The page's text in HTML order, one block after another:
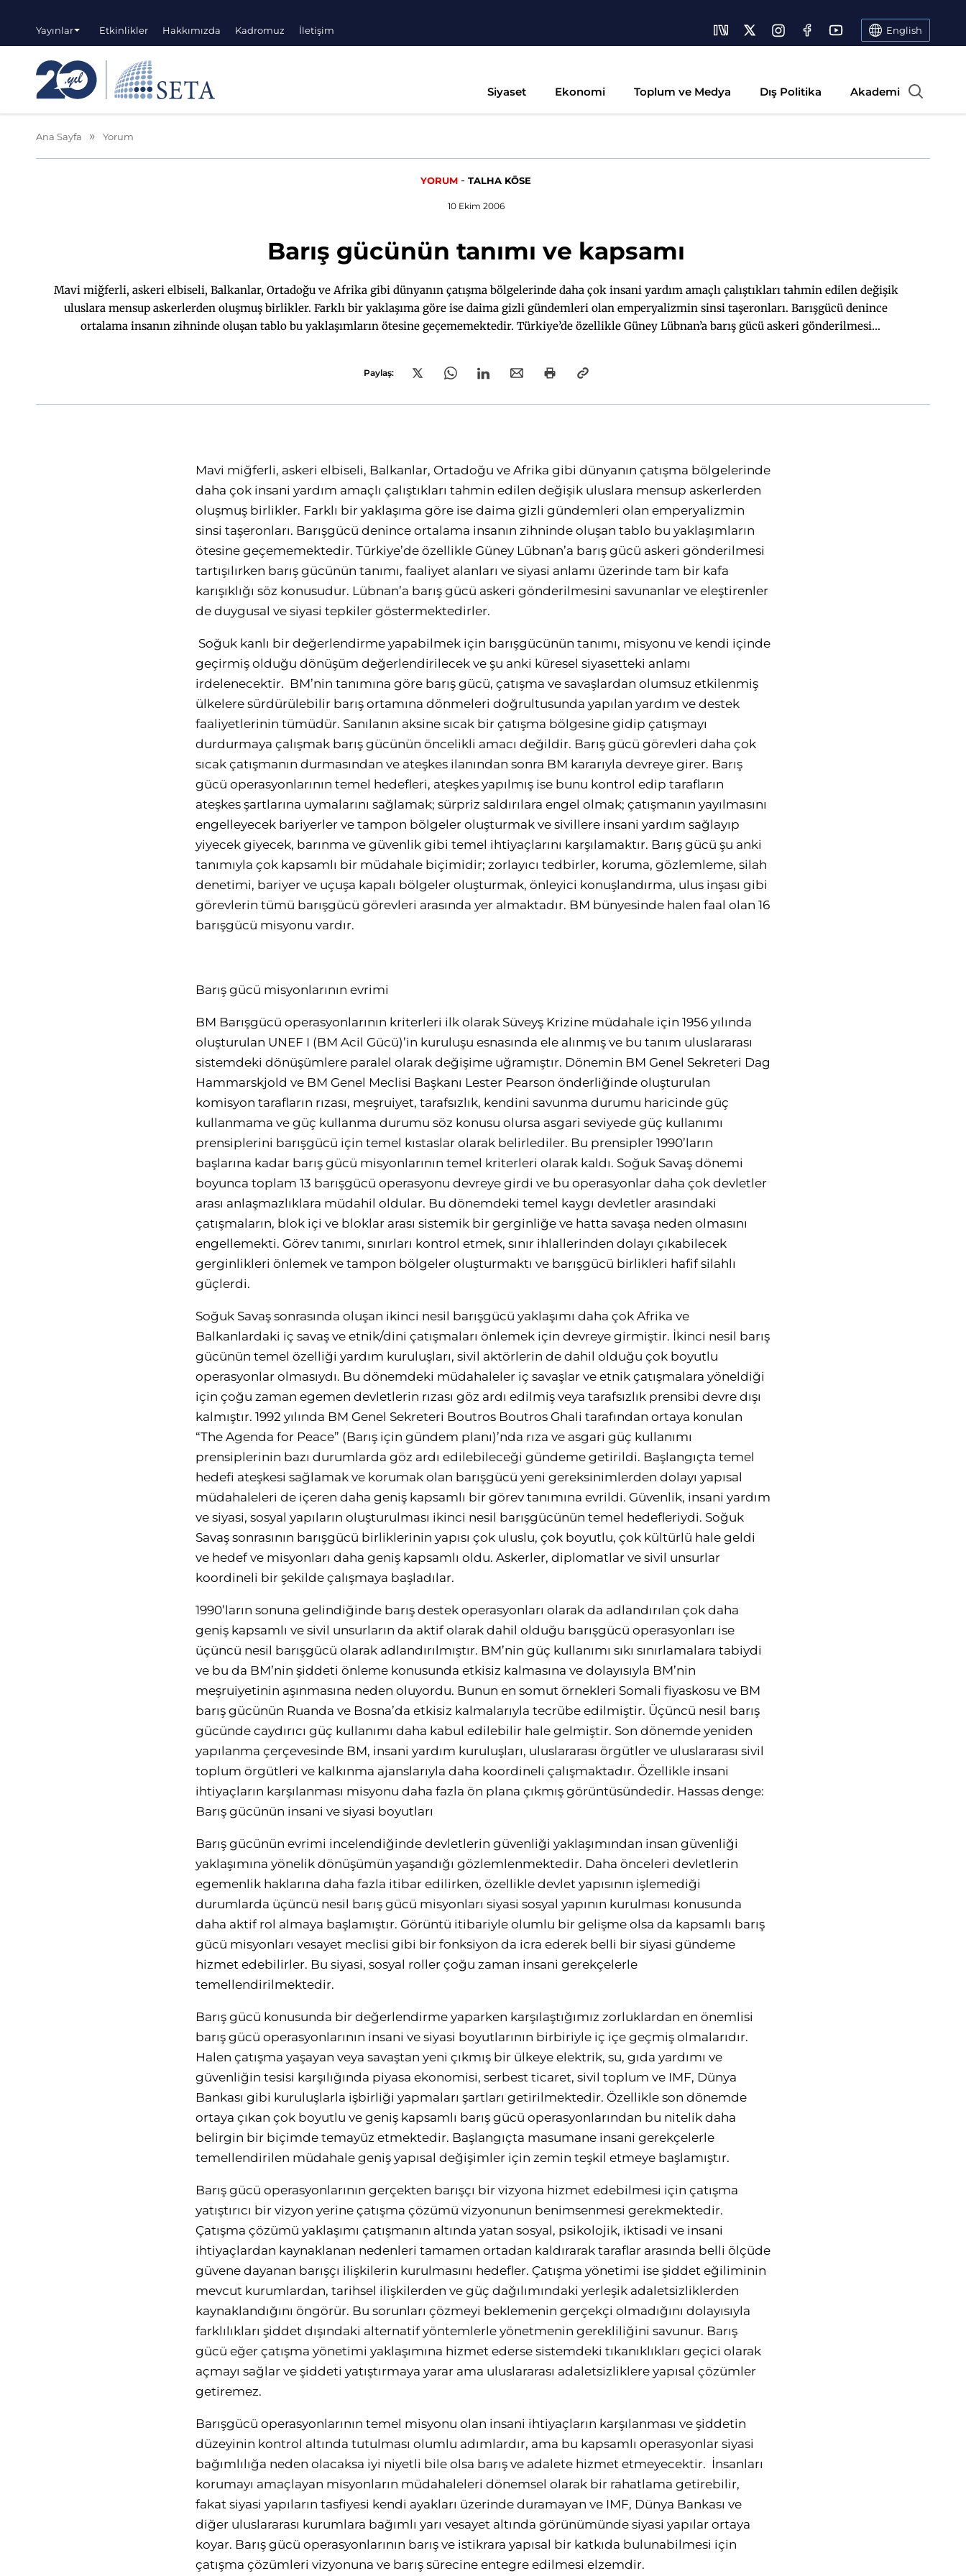
Yayınlar Etkinlikler Hakkımızda Kadromuz İletişim English
Siyaset Ekonomi Toplum ve Medya Dış Politika Akademi
Ana Sayfa Yorum
YORUM - TALHA KÖSE
10 Ekim 2006
Barış gücünün tanımı ve kapsamı
Mavi miğferli, askeri elbiseli, Balkanlar, Ortadoğu ve Afrika gibi dünyanın çatışma bölgelerinde daha çok insani yardım amaçlı çalıştıkları tahmin edilen değişik
uluslara mensup askerlerden oluşmuş birlikler. Farklı bir yaklaşıma göre ise daima gizli gündemleri olan emperyalizmin sinsi taşeronları. Barışgücü denince
ortalama insanın zihninde oluşan tablo bu yaklaşımların ötesine geçememektedir. Türkiye’de özellikle Güney Lübnan’a barış gücü askeri gönderilmesi
Paylaş:
Mavi miğferli, askeri elbiseli, Balkanlar, Ortadoğu ve Afrika gibi dünyanın çatışma bölgelerinde
daha çok insani yardım amaçlı çalıştıkları tahmin edilen değişik uluslara mensup askerlerden
oluşmuş birlikler. Farklı bir yaklaşıma göre ise daima gizli gündemleri olan emperyalizmin
sinsi taşeronları. Barışgücü denince ortalama insanın zihninde oluşan tablo bu yaklaşımların
ötesine geçememektedir. Türkiye’de özellikle Güney Lübnan’a barış gücü askeri gönderilmesi
tartışılırken barış gücünün tanımı, faaliyet alanları ve siyasi anlamı üzerinde tam bir kafa
karışıklığı söz konusudur. Lübnan’a barış gücü askeri gönderilmesini savunanlar ve eleştirenler
de duygusal ve siyasi tepkiler göstermektedirler.
Soğuk kanlı bir değerlendirme yapabilmek için barışgücünün tanımı, misyonu ve kendi içinde
geçirmiş olduğu dönüşüm değerlendirilecek ve şu anki küresel siyasetteki anlamı
irdelenecektir. BM’nin tanımına göre barış gücü, çatışma ve savaşlardan olumsuz etkilenmiş
ülkelere sürdürülebilir barış ortamına dönmeleri doğrultusunda yapılan yardım ve destek
faaliyetlerinin tümüdür. Sanılanın aksine sıcak bir çatışma bölgesine gidip çatışmayı
durdurmaya çalışmak barış gücünün öncelikli amacı değildir. Barış gücü görevleri daha çok
sıcak çatışmanın durmasından ve ateşkes ilanından sonra BM kararıyla devreye girer. Barış
gücü operasyonlarının temel hedefleri, ateşkes yapılmış ise bunu kontrol edip tarafların
ateşkes şartlarına uymalarını sağlamak; sürpriz saldırılara engel olmak; çatışmanın yayılmasını
engelleyecek bariyerler ve tampon bölgeler oluşturmak ve sivillere insani yardım sağlayıp
yiyecek giyecek, barınma ve güvenlik gibi temel ihtiyaçlarını karşılamaktır. Barış gücü şu anki
tanımıyla çok kapsamlı bir müdahale biçimidir; zorlayıcı tedbirler, koruma, gözlemleme, silah
denetimi, bariyer ve uçuşa kapalı bölgeler oluşturmak, önleyici konuşlandırma, ulus inşası gibi
görevlerin tümü barışgücü görevleri arasında yer almaktadır. BM bünyesinde halen faal olan 16
barışgücü misyonu vardır.
Barış gücü misyonlarının evrimi
BM Barışgücü operasyonlarının kriterleri ilk olarak Süveyş Krizine müdahale için 1956 yılında
oluşturulan UNEF I (BM Acil Gücü)’in kuruluşu esnasında ele alınmış ve bu tanım uluslararası
sistemdeki dönüşümlere paralel olarak değişime uğramıştır. Dönemin BM Genel Sekreteri Dag
Hammarskjold ve BM Genel Meclisi Başkanı Lester Pearson önderliğinde oluşturulan
komisyon tarafların rızası, meşruiyet, tarafsızlık, kendini savunma durumu haricinde güç
kullanmama ve güç kullanma durumu söz konusu olursa asgari seviyede güç kullanımı
prensiplerini barışgücü için temel kıstaslar olarak belirlediler. Bu prensipler 1990’ların
başlarına kadar barış gücü misyonlarının temel kriterleri olarak kaldı. Soğuk Savaş dönemi
boyunca toplam 13 barışgücü operasyonu devreye girdi ve bu operasyonlar daha çok devletler
arası anlaşmazlıklara müdahil oldular. Bu dönemdeki temel kaygı devletler arasındaki
çatışmaların, blok içi ve bloklar arası sistemik bir gerginliğe ve hatta savaşa neden olmasını
engellemekti. Görev tanımı, sınırları kontrol etmek, sınır ihlallerinden dolayı çıkabilecek
gerginlikleri önlemek ve tampon bölgeler oluşturmaktı ve barışgücü birlikleri hafif silahlı
güçlerdi.
Soğuk Savaş sonrasında oluşan ikinci nesil barışgücü yaklaşımı daha çok Afrika ve
Balkanlardaki iç savaş ve etnik/dini çatışmaları önlemek için devreye girmiştir. İkinci nesil barış
gücünün temel özelliği yardım kuruluşları, sivil aktörlerin de dahil olduğu çok boyutlu
operasyonlar olmasıydı. Bu dönemdeki müdahaleler iç savaşlar ve etnik çatışmalara yöneldiği
için çoğu zaman egemen devletlerin rızası göz ardı edilmiş veya tarafsızlık prensibi devre dışı
kalmıştır. 1992 yılında BM Genel Sekreteri Boutros Boutros Ghali tarafından ortaya konulan
“The Agenda for Peace” (Barış için gündem planı)’nda rıza ve asgari güç kullanımı
prensiplerinin bazı durumlarda göz ardı edilebileceği gündeme getirildi. Başlangıçta temel
hedefi ateşkesi sağlamak ve korumak olan barışgücü yeni gereksinimlerden dolayı yapısal
müdahaleleri de içeren daha geniş kapsamlı bir görev tanımına evrildi. Güvenlik, insani yardım
ve siyasi, sosyal yapıların oluşturulması ikinci nesil barışgücünün temel hedefleriydi. Soğuk
Savaş sonrasının barışgücü birliklerinin yapısı çok uluslu, çok boyutlu, çok kültürlü hale geldi
ve hedef ve misyonları daha geniş kapsamlı oldu. Askerler, diplomatlar ve sivil unsurlar
koordineli bir şekilde çalışmaya başladılar.
1990’ların sonuna gelindiğinde barış destek operasyonları olarak da adlandırılan çok daha
geniş kapsamlı ve sivil unsurların da aktif olarak dahil olduğu barışgücü operasyonları ise
üçüncü nesil barışgücü olarak adlandırılmıştır. BM’nin güç kullanımı sıkı sınırlamalara tabiydi
ve bu da BM’nin şiddeti önleme konusunda etkisiz kalmasına ve dolayısıyla BM’nin
meşruiyetinin aşınmasına neden oluyordu. Bunun en somut örnekleri Somali fiyaskosu ve BM
barış gücünün Ruanda ve Bosna’da etkisiz kalmalarıyla tecrübe edilmiştir. Üçüncü nesil barış
gücünde caydırıcı güç kullanımı daha kabul edilebilir hale gelmiştir. Son dönemde yeniden
yapılanma çerçevesinde BM, insani yardım kuruluşları, uluslararası örgütler ve uluslararası sivil
toplum örgütleri ve kalkınma ajanslarıyla daha koordineli çalışmaktadır. Özellikle insani
ihtiyaçların karşılanması misyonu daha fazla ön plana çıkmış görüntüsündedir. Hassas denge:
Barış gücünün insani ve siyasi boyutları
Barış gücünün evrimi incelendiğinde devletlerin güvenliği yaklaşımından insan güvenliği
yaklaşımına yönelik dönüşümün yaşandığı gözlemlenmektedir. Daha önceleri devletlerin
egemenlik haklarına daha fazla itibar edilirken, özellikle devlet yapısının işlemediği
durumlarda üçüncü nesil barış gücü misyonları siyasi sosyal yapının kurulması konusunda
daha aktif rol almaya başlamıştır. Görüntü itibariyle olumlu bir gelişme olsa da kapsamlı barış
gücü misyonları vesayet meclisi gibi bir fonksiyon da icra ederek belli bir siyasi gündeme
hizmet edebilirler. Bu siyasi, sosyal roller çoğu zaman insani gerekçelerle
temellendirilmektedir.
Barış gücü konusunda bir değerlendirme yaparken karşılaştığımız zorluklardan en önemlisi
barış gücü operasyonlarının insani ve siyasi boyutlarının birbiriyle iç içe geçmiş olmalarıdır.
Halen çatışma yaşayan veya savaştan yeni çıkmış bir ülkeye elektrik, su, gıda yardımı ve
güvenliğin tesisi karşılığında piyasa ekonomisi, serbest ticaret, sivil toplum ve IMF, Dünya
Bankası gibi kuruluşlarla işbirliği yapmaları şartları getirilmektedir. Özellikle son dönemde
ortaya çıkan çok boyutlu ve geniş kapsamlı barış gücü operasyonlarından bu nitelik daha
belirgin bir biçimde temayüz etmektedir. Başlangıçta masumane insani gerekçelerle
temellendirilen müdahale geniş yapısal değişimler için zemin teşkil etmeye başlamıştır.
Barış gücü operasyonlarının gerçekten barışçı bir vizyona hizmet edebilmesi için çatışma
yatıştırıcı bir vizyon yerine çatışma çözümü vizyonunun benimsenmesi gerekmektedir.
Çatışma çözümü yaklaşımı çatışmanın altında yatan sosyal, psikolojik, iktisadi ve insani
ihtiyaçlardan kaynaklanan nedenleri tamamen ortadan kaldırarak taraflar arasında belli ölçüde
güvene dayanan barışçı ilişkilerin kurulmasını hedefler. Çatışma yönetimi ise şiddet eğiliminin
mevcut kurumlardan, tarihsel ilişkilerden ve güç dağılımındaki yerleşik adaletsizliklerden
kaynaklandığını öngörür. Bu sorunları çözmeyi beklemenin gerçekçi olmadığını dolayısıyla
farklılıkları şiddet dışındaki alternatif yöntemlerle yönetmenin gerekliliğini savunur. Barış
gücü eğer çatışma yönetimi yaklaşımına hizmet ederse sistemdeki tıkanıklıkları geçici olarak
açmayı sağlar ve şiddeti yatıştırmaya yarar ama uluslararası adaletsizliklere yapısal çözümler
getiremez.
Barışgücü operasyonlarının temel misyonu olan insani ihtiyaçların karşılanması ve şiddetin
düzeyinin kontrol altında tutulması olumlu adımlardır, ama bu kapsamlı operasyonlar siyasi
bağımlılığa neden olacaksa iyi niyetli bile olsa barış ve adalete hizmet etmeyecektir. İnsanları
korumayı amaçlayan misyonların müdahaleleri dönemsel olarak bir rahatlama getirebilir,
fakat siyasi yapıların tasfiyesi kendi ayakları üzerinde duramayan ve IMF, Dünya Bankası ve
diğer uluslararası kurumlara bağımlı yarı vesayet altında görünümünde siyasi yapılar ortaya
koyar. Barış gücü operasyonlarının barış ve istikrara yapısal bir katkıda bulunabilmesi için
çatışma çözümleri vizyonuna ve barış sürecine entegre edilmesi elzemdir.